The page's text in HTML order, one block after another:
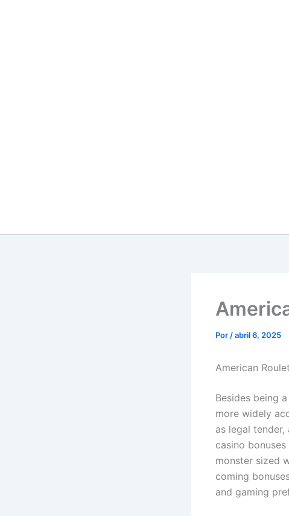
Por /abril 6, 2025
American
Besides being
more widely
as legal
casino
monster sized
coming
and gaming